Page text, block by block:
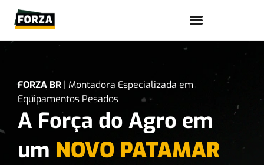
FORZA BR | Montadora Especializada em
Equipamentos Pesados
A Força do Agro em
um NOVO PATAMAR